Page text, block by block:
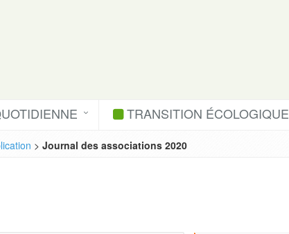
TRANSITION ÉCOLOGIQUE
> Journal des associations 2020